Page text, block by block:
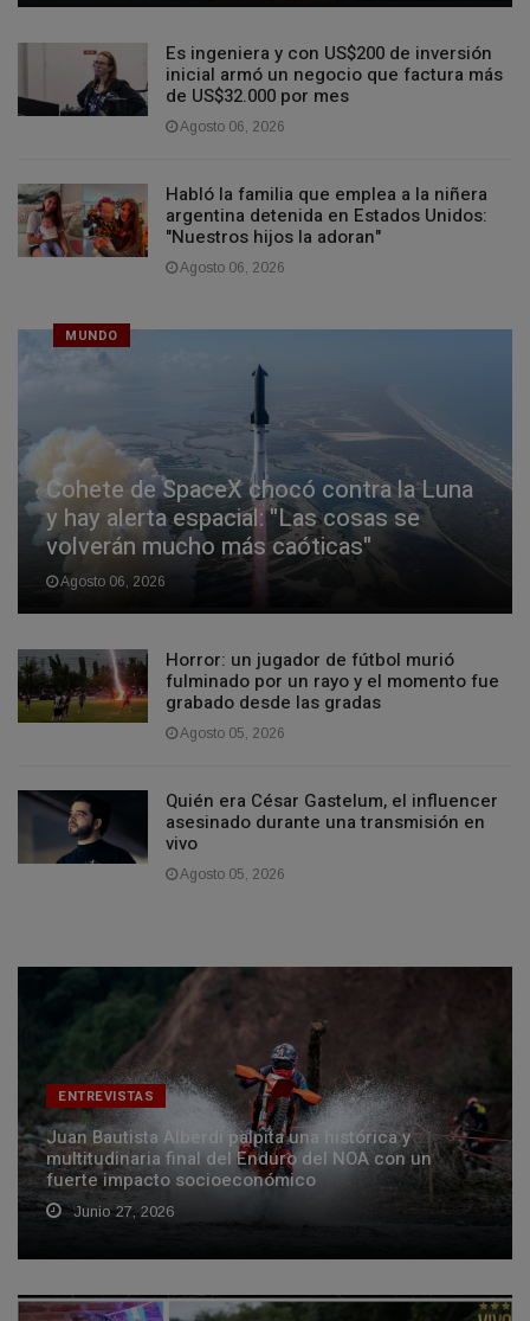
Es ingeniera y con US$200 de inversión
inicial armó un negocio que factura más
de US$32.000 por mes
Agosto 06, 2026
Habló la familia que emplea a la niñera
argentina detenida en Estados Unidos:
"Nuestros hijos la adoran"
Agosto 06, 2026
MUNDO
Cohete de SpaceX chocó contra la Luna
y hay alerta espacial: "Las cosas se
volverán mucho más caóticas"
Agosto 06, 2026
Horror: un jugador de fútbol murió
fulminado por un rayo y el momento fue
grabado desde las gradas
Agosto 05, 2026
Quién era César Gastelum, el influencer
asesinado durante una transmisión en
vivo
Agosto 05, 2026
ENTREVISTAS
Juan Bautista Alberdi palpita una histórica y
multitudinaria final del Enduro del NOA con un
fuerte impacto socioeconómico
Junio 27, 2026